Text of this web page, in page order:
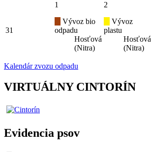
31
1
Vývoz bio
odpadu
Hosťová
(Nitra)
2
Vývoz
plastu
Hosťová
(Nitra)
Kalendár zvozu odpadu
VIRTUÁLNY CINTORÍN
Evidencia psov